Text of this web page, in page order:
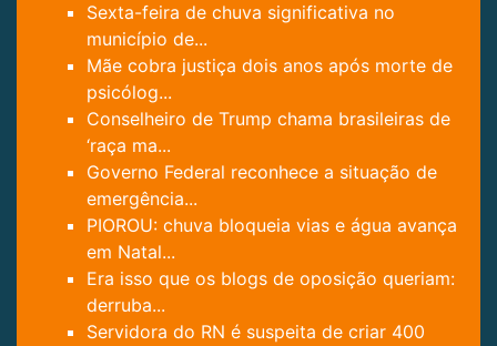
Sexta-feira de chuva significativa no
município de...
Mãe cobra justiça dois anos após morte de
psicólog...
Conselheiro de Trump chama brasileiras de
‘raça ma...
Governo Federal reconhece a situação de
emergência...
PIOROU: chuva bloqueia vias e água avança
em Natal...
Era isso que os blogs de oposição queriam:
derruba...
Servidora do RN é suspeita de criar 400